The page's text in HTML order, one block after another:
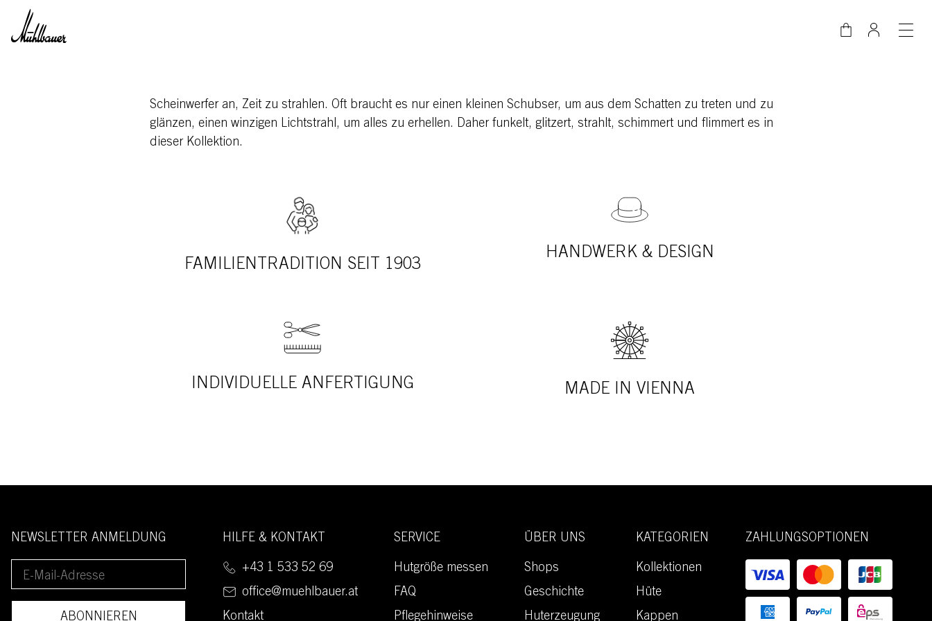
Direkt zum Inhalt
Scheinwerfer an, Zeit zu strahlen. Oft braucht es nur einen kleinen Schubser, um aus dem Schatten zu treten und zu
glänzen, einen winzigen Lichtstrahl, um alles zu erhellen. Daher funkelt, glitzert, strahlt, schimmert und flimmert es in
dieser Kollektion.
FAMILIENTRADITION SEIT 1903
HANDWERK & DESIGN
INDIVIDUELLE ANFERTIGUNG MADE IN VIENNA
NEWSLETTER ANMELDUNG
ABONNIEREN
HILFE & KONTAKT
+43 1 533 52 69
office@muehlbauer.at
Kontakt
SERVICE
Hutgröße messen
FAQ
Pflegehinweise
ÜBER UNS
Shops
Geschichte
Huterzeugung
KATEGORIEN
Kollektionen
Hüte
Kappen
ZAHLUNGSOPTIONEN